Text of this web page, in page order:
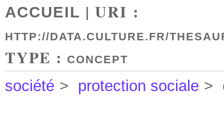
ACCUEIL | URI :
HTTP://DATA.CULTURE.FR/
TYPE : CONCEPT
société > protection sociale >